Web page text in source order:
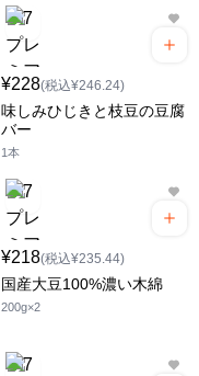
¥228(税込¥246.24)
味しみひじきと枝豆の豆腐
バー
1本
¥218(税込¥235.44)
国産大豆100%濃い木綿
200g×2